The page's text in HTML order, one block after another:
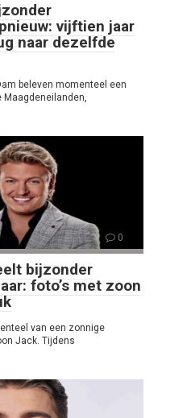
vijftien jaar
naar dezelfde
beleven momenteel een
Maagdeneilanden,
0
bijzonder
foto’s met zoon
van een zonnige
Jack. Tijdens